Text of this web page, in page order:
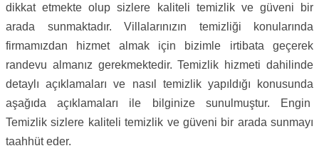
dikkat etmekte olup sizlere kaliteli temizlik ve güveni bir
arada sunmaktadır. Villalarınızın temizliği konularında
firmamızdan hizmet almak için bizimle irtibata geçerek
randevu almanız gerekmektedir. Temizlik hizmeti dahilinde
detaylı açıklamaları ve nasıl temizlik yapıldığı konusunda
aşağıda açıklamaları ile bilginize sunulmuştur. Engin
Temizlik sizlere kaliteli temizlik ve güveni bir arada sunmayı
taahhüt eder.